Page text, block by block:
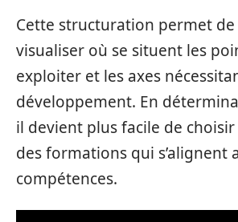
Cette structuration permet
visualiser où se situent les
exploiter et les axes
développement. En
il devient plus facile de
des formations qui s’alignent
compétences.